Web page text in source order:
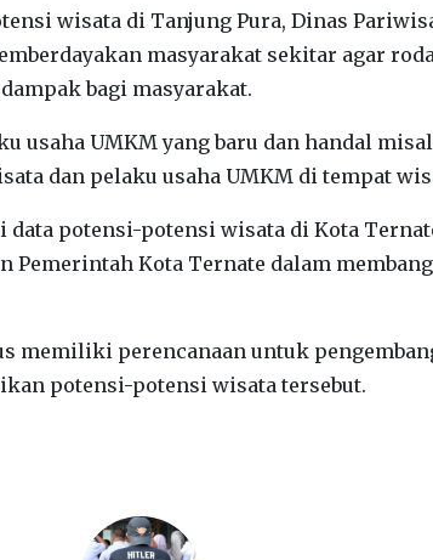
wisata di Tanjung Pura, Dinas
masyarakat sekitar agar
bagi masyarakat.
usaha UMKM yang baru dan handal
dan pelaku usaha UMKM di tempat
potensi-potensi wisata di Kota
Pemerintah Kota Ternate dalam
memiliki perencanaan untuk
potensi-potensi wisata tersebut.